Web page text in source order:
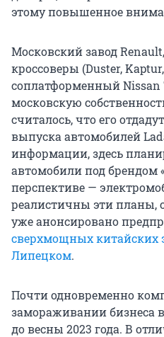
этому повышенное
Московский завод
кроссоверы (Duster,
соплатформенный Nissan
московскую
считалось, что его
выпуска автомобилей
информации, здесь
автомобили под брендом
перспективе —
реалистичны эти планы,
уже анонсировано
сверхмощных китайских
Липецком.
Почти одновременно
замораживании бизнеса
до весны 2023 года. В